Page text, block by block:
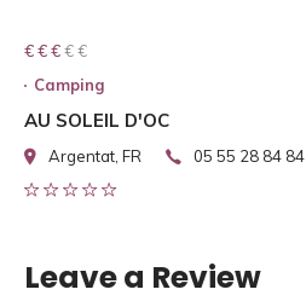
€ € € € €
€ € €
Camping
AU SOLEIL D'OC
Argentat, FR 05 55 28 84 84
Leave a Review